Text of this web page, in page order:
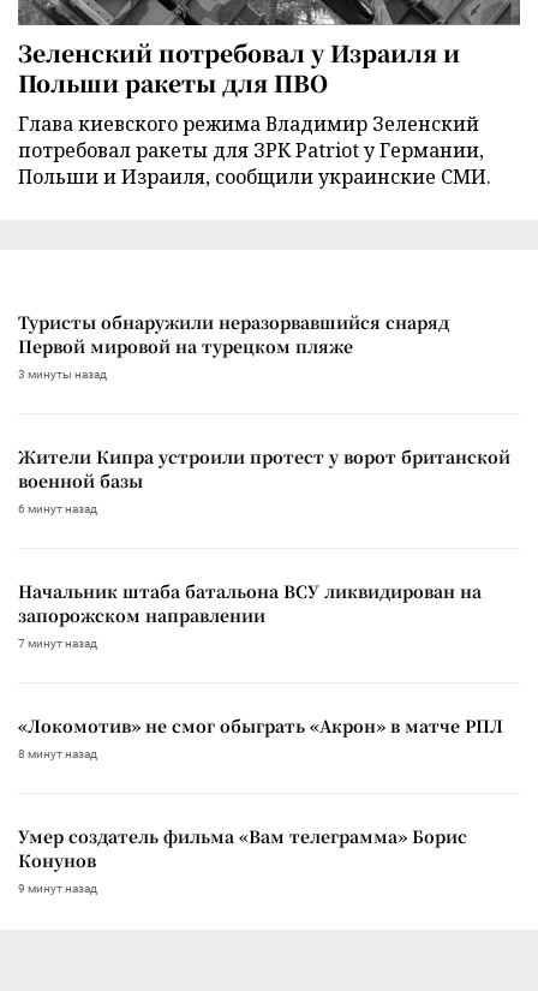
Зеленский потребовал у Израиля и
Польши ракеты для ПВО
Глава киевского режима Владимир Зеленский
потребовал ракеты для ЗРК Patriot у Германии,
Польши и Израиля, сообщили украинские СМИ.
Туристы обнаружили неразорвавшийся снаряд
Первой мировой на турецком пляже
3 минуты назад
Жители Кипра устроили протест у ворот британской
военной базы
6 минут назад
Начальник штаба батальона ВСУ ликвидирован на
запорожском направлении
7 минут назад
«Локомотив» не смог обыграть «Акрон» в матче РПЛ
8 минут назад
Умер создатель фильма «Вам телеграмма» Борис
Конунов
9 минут назад